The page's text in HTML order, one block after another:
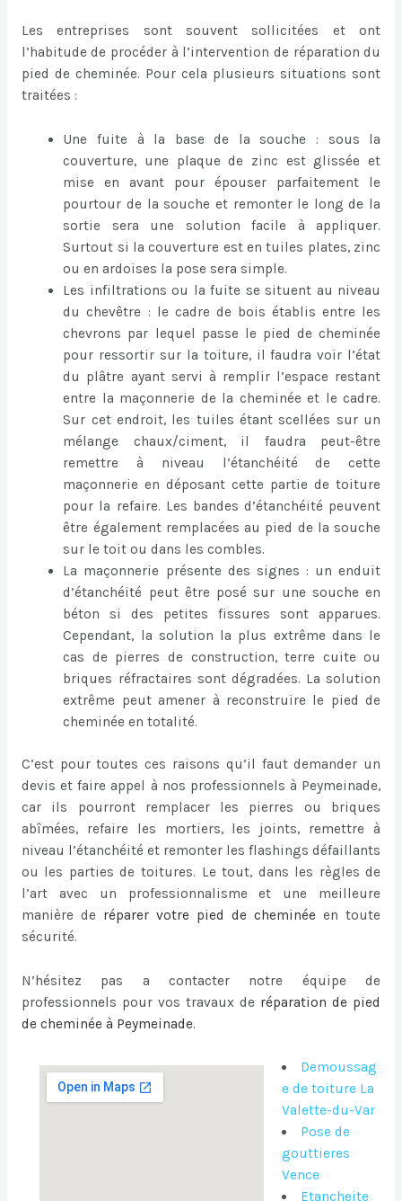
Les entreprises sont souvent sollicitées et ont
l’habitude de procéder à l’intervention de réparation du
pied de cheminée. Pour cela plusieurs situations sont
traitées :
Une fuite à la base de la souche : sous la
couverture, une plaque de zinc est glissée et
mise en avant pour épouser parfaitement le
pourtour de la souche et remonter le long de la
sortie sera une solution facile à appliquer.
Surtout si la couverture est en tuiles plates, zinc
ou en ardoises la pose sera simple.
Les infiltrations ou la fuite se situent au niveau
du chevêtre : le cadre de bois établis entre les
chevrons par lequel passe le pied de cheminée
pour ressortir sur la toiture, il faudra voir l’état
du plâtre ayant servi à remplir l’espace restant
entre la maçonnerie de la cheminée et le cadre.
Sur cet endroit, les tuiles étant scellées sur un
mélange chaux/ciment, il faudra peut-être
remettre à niveau l’étanchéité de cette
maçonnerie en déposant cette partie de toiture
pour la refaire. Les bandes d’étanchéité peuvent
être également remplacées au pied de la souche
sur le toit ou dans les combles.
La maçonnerie présente des signes : un enduit
d’étanchéité peut être posé sur une souche en
béton si des petites fissures sont apparues.
Cependant, la solution la plus extrême dans le
cas de pierres de construction, terre cuite ou
briques réfractaires sont dégradées. La solution
extrême peut amener à reconstruire le pied de
cheminée en totalité.
C’est pour toutes ces raisons qu’il faut demander un
devis et faire appel à nos professionnels à Peymeinade,
car ils pourront remplacer les pierres ou briques
abîmées, refaire les mortiers, les joints, remettre à
niveau l’étanchéité et remonter les flashings défaillants
ou les parties de toitures. Le tout, dans les règles de
l’art avec un professionnalisme et une meilleure
manière de réparer votre pied de cheminée en toute
sécurité.
N’hésitez pas a contacter notre équipe de
professionnels pour vos travaux de réparation de pied
de cheminée à Peymeinade.
Demoussag
e de toiture La
Valette-du-Var
Pose de
gouttieres
Vence
Etancheite